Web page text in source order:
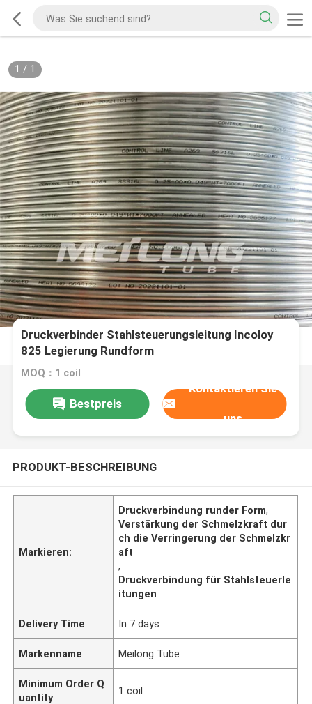
1 / 1
Druckverbinder Stahlsteuerungsleitung Incoloy
825 Legierung Rundform
MOQ：1 coil
Bestpreis
Kontaktieren Sie
uns
PRODUKT-BESCHREIBUNG
Markieren:
Druckverbindung runder Form,
Verstärkung der Schmelzkraft dur
ch die Verringerung der Schmelzkr
aft
,
Druckverbindung für Stahlsteuerle
itungen
Delivery Time In 7 days
Markenname Meilong Tube
Minimum Order Q
uantity
1 coil